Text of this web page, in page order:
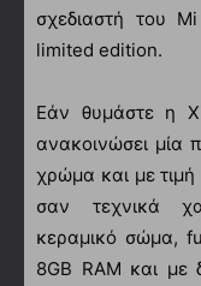
σχεδιαστή του
limited edition.
Εάν θυμάστε η
ανακοινώσει μία
χρώμα και με
σαν τεχνικά
κεραμικό σώμα,
8GB RAM και με